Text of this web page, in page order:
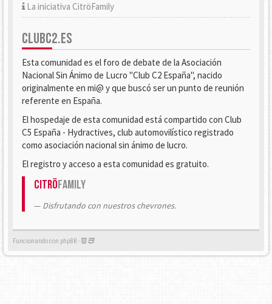
La iniciativa CitröFamily
CLUBC2.ES
Esta comunidad es el foro de debate de la Asociación
Nacional Sin Ánimo de Lucro "Club C2 España", nacido
originalmente en mi@ y que buscó ser un punto de reunión
referente en España.
El hospedaje de esta comunidad está compartido con Club
C5 España - Hydractives, club automovilístico registrado
como asociación nacional sin ánimo de lucro.
El registro y acceso a esta comunidad es gratuito.
CitröFamily
Disfrutando con nuestros chevrones.
Funcionando con phpBB -